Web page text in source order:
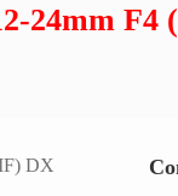
24mm F4